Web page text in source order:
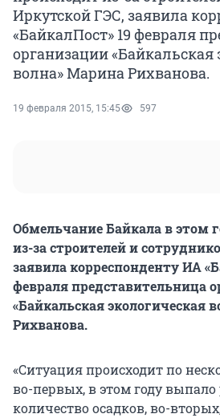
Иркутской ГЭС, заявила
«БайкалПост» 19 февраля
организации «Байкальская
волна» Марина Рихванова.
19 февраля 2015, 15:45 597
Обмельчание Байкала в этом
из-за строителей и
заявила корреспонденту ИА
февраля представительница
«Байкальская экологическая
Рихванова.
«Ситуация происходит по
во-первых, в этом году
количество осадков, во-